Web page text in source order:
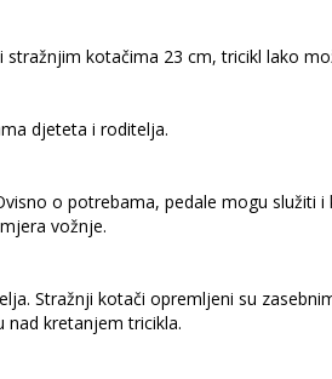
kotačima 23 cm, tricikl lako
djeteta i roditelja.
o potrebama, pedale mogu služiti
vožnje.
Stražnji kotači opremljeni su
nad kretanjem tricikla.